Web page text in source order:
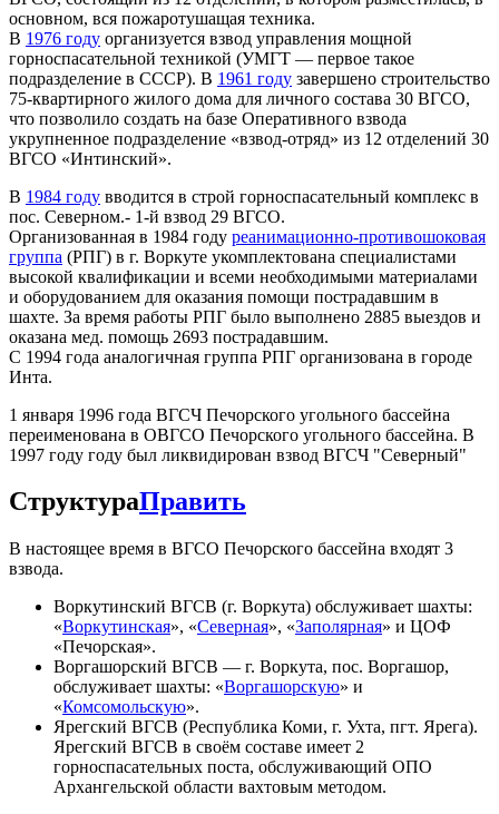
основном, вся пожаротушащая техника.
В 1976 году организуется взвод управления мощной
горноспасательной техникой (УМГТ — первое такое
подразделение в СССР). В 1961 году завершено строительство
75-квартирного жилого дома для личного состава 30 ВГСО,
что позволило создать на базе Оперативного взвода
укрупненное подразделение «взвод-отряд» из 12 отделений 30
ВГСО «Интинский».
В 1984 году вводится в строй горноспасательный комплекс в
пос. Северном.- 1-й взвод 29 ВГСО.
Организованная в 1984 году реанимационно-противошоковая
группа (РПГ) в г. Воркуте укомплектована специалистами
высокой квалификации и всеми необходимыми материалами
и оборудованием для оказания помощи пострадавшим в
шахте. За время работы РПГ было выполнено 2885 выездов и
оказана мед. помощь 2693 пострадавшим.
С 1994 года аналогичная группа РПГ организована в городе
Инта.
1 января 1996 года ВГСЧ Печорского угольного бассейна
переименована в ОВГСО Печорского угольного бассейна. В
1997 году году был ликвидирован взвод ВГСЧ "Северный"
СтруктураПравить
В настоящее время в ВГСО Печорского бассейна входят 3
взвода.
Воркутинский ВГСВ (г. Воркута) обслуживает шахты:
«Воркутинская», «Северная», «Заполярная» и ЦОФ
«Печорская».
Воргашорский ВГСВ — г. Воркута, пос. Воргашор,
обслуживает шахты: «Воргашорскую» и
«Комсомольскую».
Ярегский ВГСВ (Республика Коми, г. Ухта, пгт. Ярега).
Ярегский ВГСВ в своём составе имеет 2
горноспасательных поста, обслуживающий ОПО
Архангельской области вахтовым методом.